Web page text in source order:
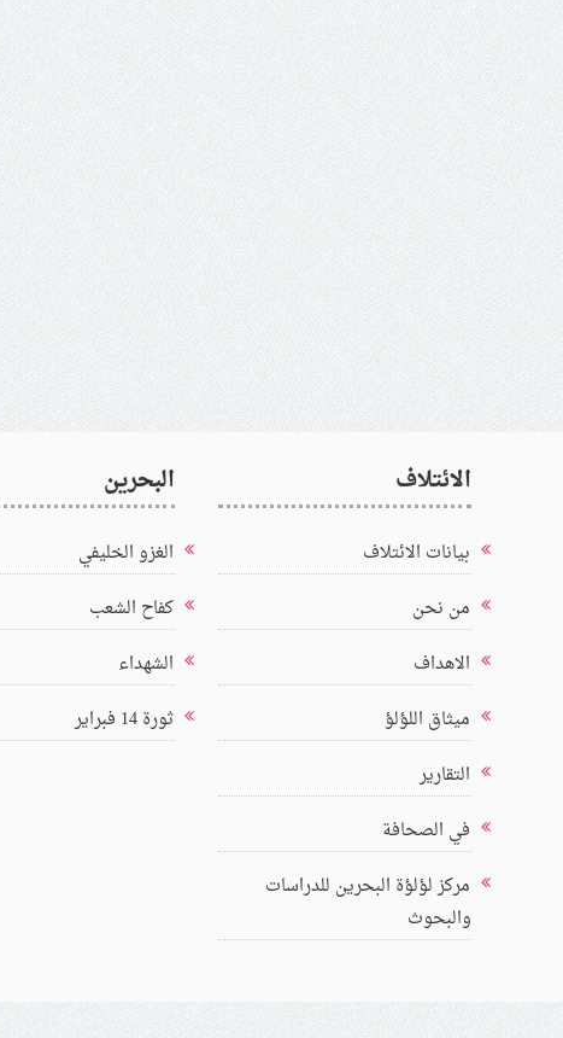
الائتلاف
بيانات الائتلاف
من نحن
الاهداف
ميثاق اللؤلؤ
التقارير
في الصحافة
مركز لؤلؤة البحرين للدراسات
والبحوث
البحرين
الغزو الخليفي
كفاح الشعب
الشهداء
ثورة 14 فبراير